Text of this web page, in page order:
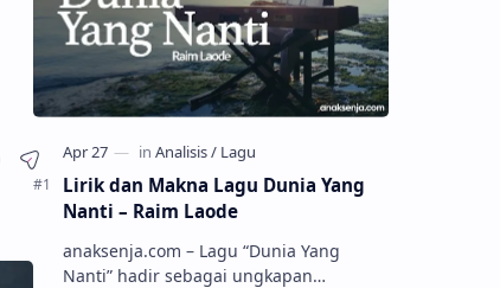
Lirik dan Makna Lagu Dunia Yang
Nanti – Raim Laode
anaksenja.com – Lagu “Dunia Yang
Nanti” hadir sebagai ungkapan